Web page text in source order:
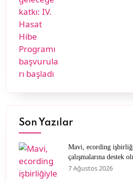
Son Yazılar
Mavi, ecording
çalışmalarına destek
sevgisini müşterileriyle
7 Ağustos 2026